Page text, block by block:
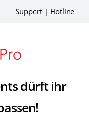
Support | Hotline
dürft ihr